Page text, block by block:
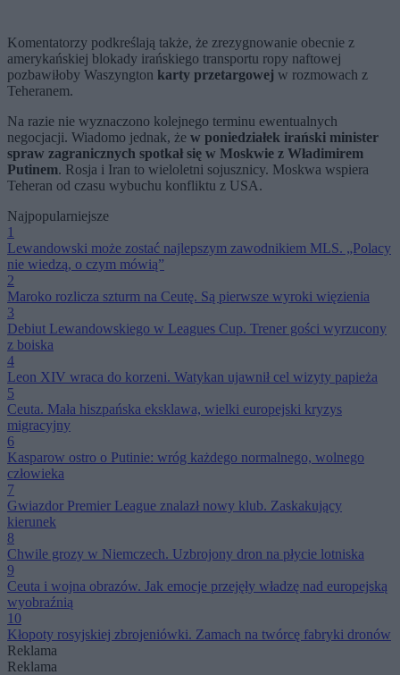
Komentatorzy podkreślają także, że zrezygnowanie obecnie z
amerykańskiej blokady irańskiego transportu ropy naftowej
pozbawiłoby Waszyngton karty przetargowej w rozmowach z
Teheranem.
Na razie nie wyznaczono kolejnego terminu ewentualnych
negocjacji. Wiadomo jednak, że w poniedziałek irański minister
spraw zagranicznych spotkał się w Moskwie z Władimirem
Putinem. Rosja i Iran to wieloletni sojusznicy. Moskwa wspiera
Teheran od czasu wybuchu konfliktu z USA.
Najpopularniejsze
1
Lewandowski może zostać najlepszym zawodnikiem MLS. „Polacy
nie wiedzą, o czym mówią”
2
Maroko rozlicza szturm na Ceutę. Są pierwsze wyroki więzienia
3
Debiut Lewandowskiego w Leagues Cup. Trener gości wyrzucony
z boiska
4
Leon XIV wraca do korzeni. Watykan ujawnił cel wizyty papieża
5
Ceuta. Mała hiszpańska eksklawa, wielki europejski kryzys
migracyjny
6
Kasparow ostro o Putinie: wróg każdego normalnego, wolnego
człowieka
7
Gwiazdor Premier League znalazł nowy klub. Zaskakujący
kierunek
8
Chwile grozy w Niemczech. Uzbrojony dron na płycie lotniska
9
Ceuta i wojna obrazów. Jak emocje przejęły władzę nad europejską
wyobraźnią
10
Kłopoty rosyjskiej zbrojeniówki. Zamach na twórcę fabryki dronów
Reklama
Reklama